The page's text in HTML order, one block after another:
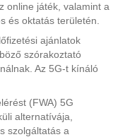
online játék, valamint a
és oktatás területén.
ajánlatok
szórakoztató
Az 5G-t kínáló
(FWA) 5G
alternatívája,
szolgáltatás a